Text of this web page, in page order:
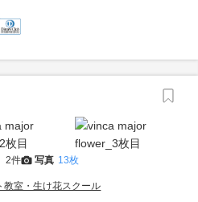
2件 写真 13枚
教室・生け花スクール